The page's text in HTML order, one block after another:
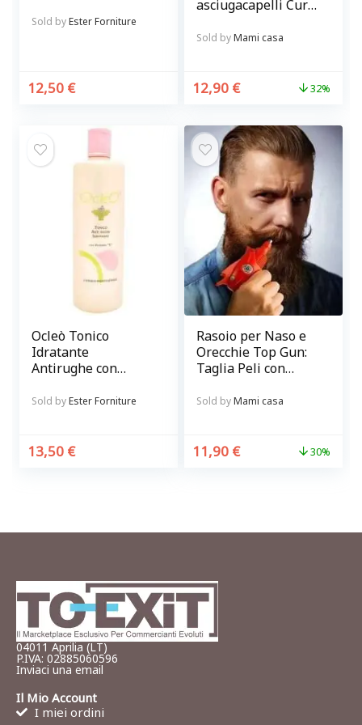
Sold byEster Forniture
12,50 €
asciugacapelli Curl
Sold byMami casa
12,90 € 32%
Ocleò Tonico
Idratante
Antirughe con
Sold byEster Forniture
13,50 €
Rasoio per Naso e
Orecchie Top Gun:
Taglia Peli con
Sicurezza
Sold byMami casa
11,90 € 30%
04011 Aprilia (LT)
P.IVA: 02885060596
Inviaci una email
Il Mio Account
I miei ordini